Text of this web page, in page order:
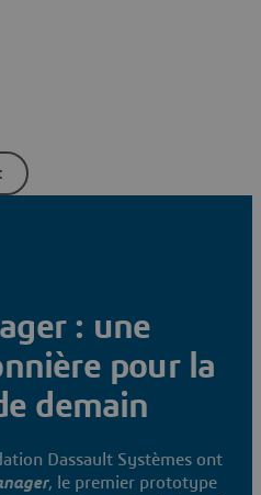
: une
pour la
demain
Dassault Systèmes ont
, le premier prototype